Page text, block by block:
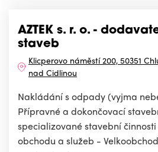
AZTEK s. r. o. -
staveb
Klicperovo náměstí 200, 50351
nad Cidlinou
Nakládání s odpady (vyjma
Přípravné a dokončovací
specializované stavební
obchodu a služeb -